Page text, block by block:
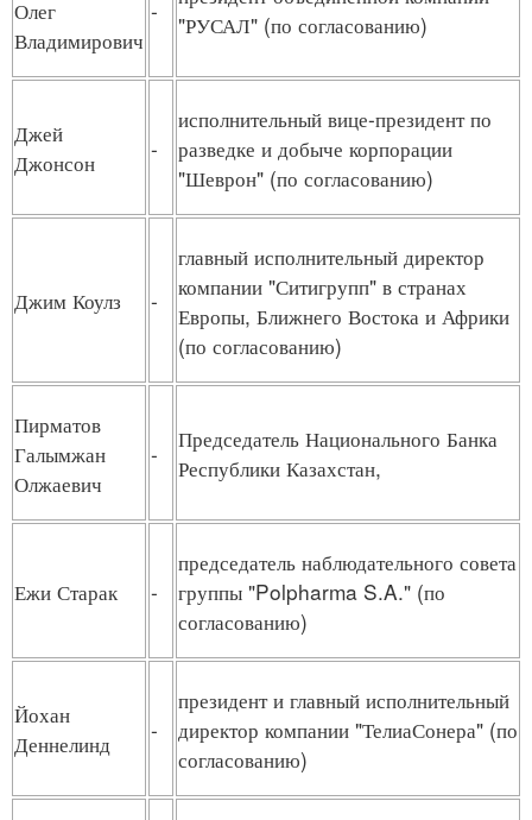
Олег
Владимирович
-
"РУСАЛ" (по согласованию)
Джей
Джонсон
-
исполнительный вице-президент по
разведке и добыче корпорации
"Шеврон" (по согласованию)
Джим Коулз -
главный исполнительный директор
компании "Ситигрупп" в странах
Европы, Ближнего Востока и Африки
(по согласованию)
Пирматов
Галымжан
Олжаевич
-
Председатель Национального Банка
Республики Казахстан,
Ежи Старак -
председатель наблюдательного совета
группы "Polpharma S.A." (по
согласованию)
Йохан
Деннелинд
-
президент и главный исполнительный
директор компании "ТелиаСонера" (по
согласованию)